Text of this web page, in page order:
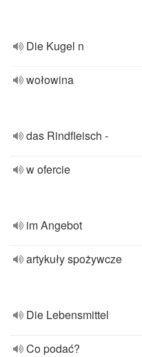
Die Kugel n
wołowina
das Rindfleisch -
w ofercie
im Angebot
artykuły spożywcze
Die Lebensmittel
Co podać?